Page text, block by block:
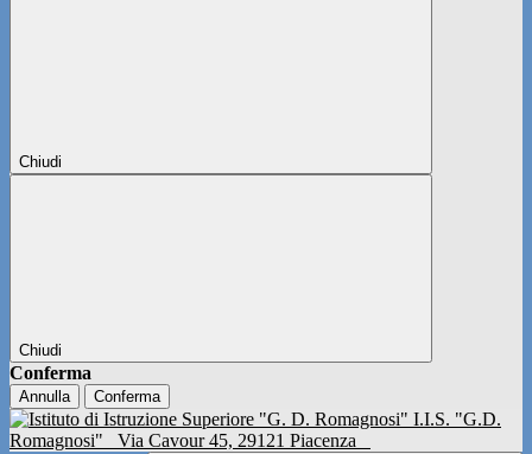
Chiudi
Chiudi
Conferma
Annulla Conferma
I.I.S. "G.D.
Romagnosi"
Via Cavour 45, 29121 Piacenza